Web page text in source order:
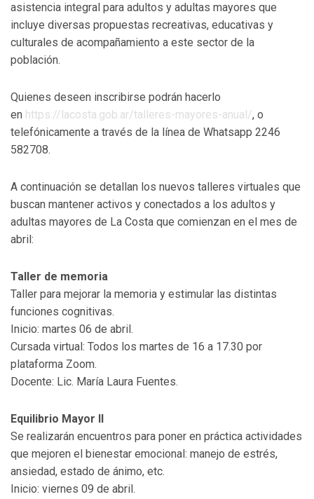
asistencia integral para adultos y adultas mayores que
incluye diversas propuestas recreativas, educativas y
culturales de acompañamiento a este sector de la
población.
Quienes deseen inscribirse podrán hacerlo
en https://lacosta.gob.ar/talleres-mayores-anual/, o
telefónicamente a través de la línea de Whatsapp 2246
582708.
A continuación se detallan los nuevos talleres virtuales que
buscan mantener activos y conectados a los adultos y
adultas mayores de La Costa que comienzan en el mes de
abril:
Taller de memoria
Taller para mejorar la memoria y estimular las distintas
funciones cognitivas.
Inicio: martes 06 de abril.
Cursada virtual: Todos los martes de 16 a 17.30 por
plataforma Zoom.
Docente: Lic. María Laura Fuentes.
Equilibrio Mayor II
Se realizarán encuentros para poner en práctica actividades
que mejoren el bienestar emocional: manejo de estrés,
ansiedad, estado de ánimo, etc.
Inicio: viernes 09 de abril.